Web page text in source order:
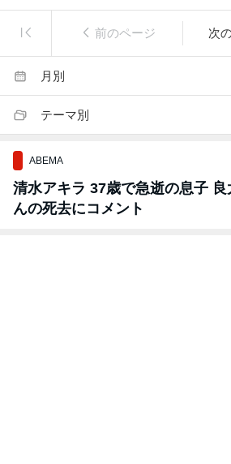
前のページ 次
月別
テーマ別
ABEMA
清水アキラ 37歳で急逝の息子 良
んの死去にコメント